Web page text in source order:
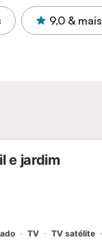
9,0 & mais
e jardim
TV
TV satélite